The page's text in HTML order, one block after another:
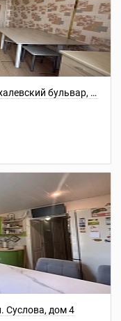
Однокомнатная квартира 42 м2, Михалевский бульвар, дом 11
Суслова, дом 4